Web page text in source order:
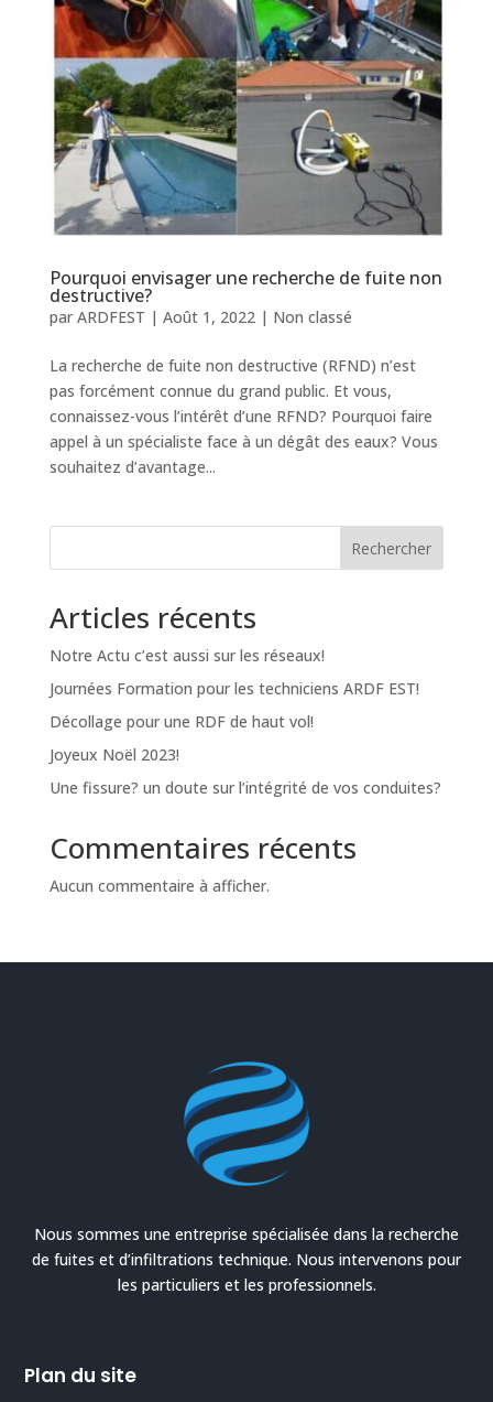
Pourquoi envisager une recherche de fuite non
destructive?
par ARDFEST | Août 1, 2022| Non classé
La recherche de fuite non destructive (RFND) n’est
pas forcément connue du grand public. Et vous,
connaissez-vous l’intérêt d’une RFND? Pourquoi faire
appel à un spécialiste face à un dégât des eaux? Vous
souhaitez d’avantage...
Rechercher
Articles récents
Notre Actu c’est aussi sur les réseaux!
Journées Formation pour les techniciens ARDF EST!
Décollage pour une RDF de haut vol!
Joyeux Noël 2023!
Une fissure? un doute sur l’intégrité de vos conduites?
Commentaires récents
Aucun commentaire à afficher.
Nous sommes une entreprise spécialisée dans la recherche
de fuites et d’infiltrations technique. Nous intervenons pour
les particuliers et les professionnels.
Plan du site